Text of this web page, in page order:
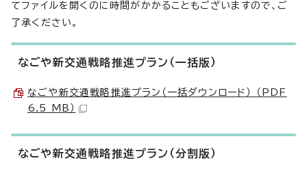
てファイルを開くのに時間がかかることもございますので、ご
了承ください。
なごや新交通戦略推進プラン（一括版）
なごや新交通戦略推進プラン（一括ダウンロード） （PDF
6.5 MB）
なごや新交通戦略推進プラン（分割版）